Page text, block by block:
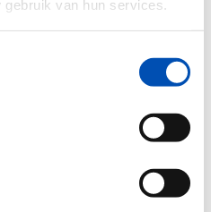
van hun services.
ondernemer altijd in de
een duidelijke
worden gemaakt. Ook
geven daarom een
8 uit